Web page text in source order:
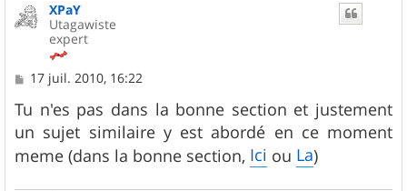
XPaY
Utagawiste
expert
M
s
s
a
g
e
17 juil. 2010, 16:22
Tu n'es pas dans la bonne section et justement
un sujet similaire y est abordé en ce moment
meme (dans la bonne section, Ici ou La)